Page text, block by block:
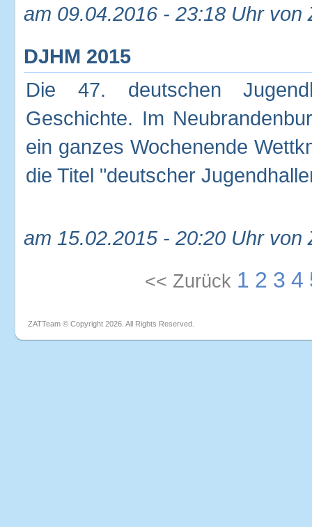
am 09.04.2016 - 23:18 Uhr von
DJHM 2015
Die 47. deutschen
Geschichte. Im
ein ganzes Wochenende
die Titel "deutscher
am 15.02.2015 - 20:20 Uhr von
<< Zurück 1 2 3 4
ZATTeam © Copyright 2026. All Rights Reserved.